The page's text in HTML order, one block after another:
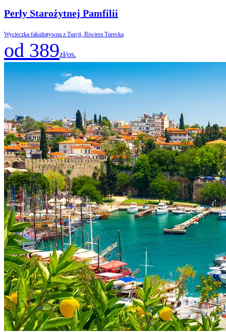
Perły Starożytnej Pamfilii
Wycieczka fakultatywna z Turcji, Riwiera Turecka
od 389zł/os.